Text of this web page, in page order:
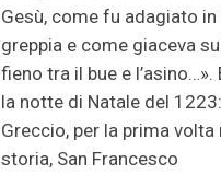
Gesù, come fu adagiato in
greppia e come giaceva
fieno tra il bue e l’asino…».
la notte di Natale del
Greccio, per la prima volta
storia, San Francesco